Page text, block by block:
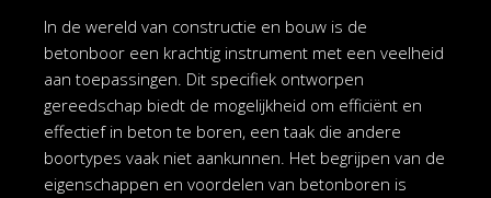
In de wereld van constructie en bouw is de
betonboor een krachtig instrument met een veelheid
aan toepassingen. Dit specifiek ontworpen
gereedschap biedt de mogelijkheid om efficiënt en
effectief in beton te boren, een taak die andere
boortypes vaak niet aankunnen. Het begrijpen van de
eigenschappen en voordelen van betonboren is